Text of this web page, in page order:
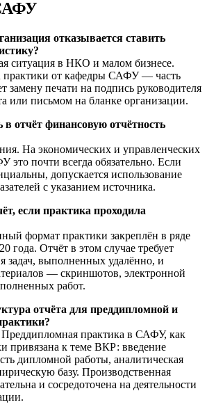
отказывается ставить
ситуация в НКО и малом бизнесе.
практики от кафедры САФУ — часть
замену печати на подпись руководителя
или письмом на бланке организации.
отчёт финансовую отчётность
На экономических и управленческих
это почти всегда обязательно. Если
допускается использование
с указанием источника.
если практика проходила
формат практики закреплён в ряде
года. Отчёт в этом случае требует
задач, выполненных удалённо, и
— скриншотов, электронной
работ.
отчёта для преддипломной и
практика в САФУ, как
привязана к теме ВКР: введение
дипломной работы, аналитическая
базу. Производственная
и сосредоточена на деятельности